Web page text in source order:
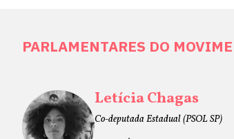
PARLAMENTARES DO
Letícia Chagas
Co-deputada Estadual (PSOL SP)